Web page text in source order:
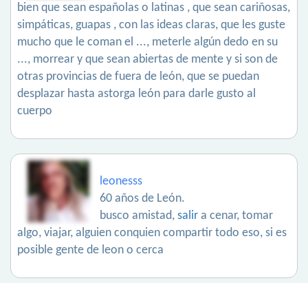
bien que sean españolas o latinas , que sean cariñosas,
simpáticas, guapas , con las ideas claras, que les guste
mucho que le coman el ..., meterle algún dedo en su
..., morrear y que sean abiertas de mente y si son de
otras provincias de fuera de león, que se puedan
desplazar hasta astorga león para darle gusto al
cuerpo
leonesss
60 años de León.
busco amistad, salir a cenar, tomar
algo, viajar, alguien conquien compartir todo eso, si es
posible gente de leon o cerca